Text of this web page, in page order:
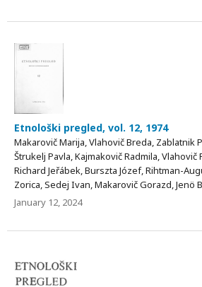
Etnološki pregled, vol. 12, 1974
Makarovič Marija, Vlahovič Breda, Zablatnik
Štrukelj Pavla, Kajmakovič Radmila, Vlahovič
Richard Jeřábek, Burszta Józef, Rihtman-
Zorica, Sedej Ivan, Makarovič Gorazd, Jenö
January 12, 2024